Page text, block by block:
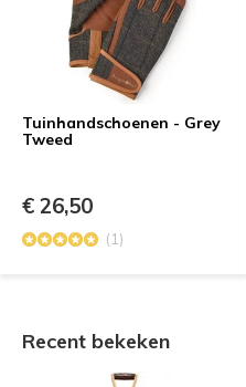
Tuinhandschoenen - Grey
Tweed
€ 26,50
(1)
Recent bekeken